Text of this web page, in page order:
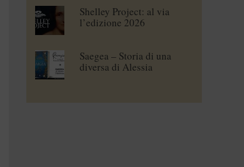
Shelley Project: al via
l’edizione 2026
Saegea – Storia di una
diversa di Alessia